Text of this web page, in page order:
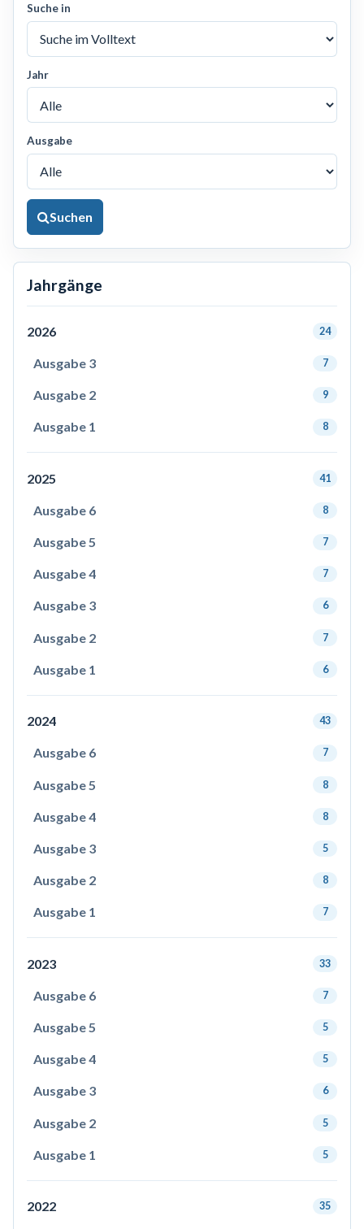
Suche in
Jahr
Ausgabe
Suchen
Jahrgänge
2026 24
Ausgabe 3 7
Ausgabe 2 9
Ausgabe 1 8
2025 41
Ausgabe 6 8
Ausgabe 5 7
Ausgabe 4 7
Ausgabe 3 6
Ausgabe 2 7
Ausgabe 1 6
2024 43
Ausgabe 6 7
Ausgabe 5 8
Ausgabe 4 8
Ausgabe 3 5
Ausgabe 2 8
Ausgabe 1 7
2023 33
Ausgabe 6 7
Ausgabe 5 5
Ausgabe 4 5
Ausgabe 3 6
Ausgabe 2 5
Ausgabe 1 5
2022 35